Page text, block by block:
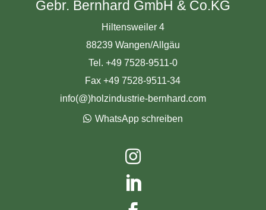
Gebr. Bernhard GmbH & Co.KG
Hiltensweiler 4
88239 Wangen/Allgäu
Tel. +49 7528-9511-0
Fax +49 7528-9511-34
info(@)holzindustrie-bernhard.com
WhatsApp schreiben

